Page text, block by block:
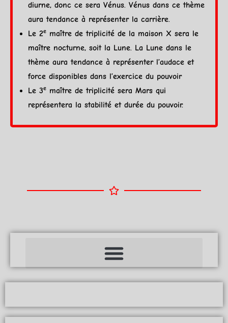
diurne, donc ce sera Vénus. Vénus dans ce thème
aura tendance à représenter la carrière.
Le 2e maître de triplicité de la maison X sera le
maître nocturne, soit la Lune. La Lune dans le
thème aura tendance à représenter l’audace et
force disponibles dans l’exercice du pouvoir
Le 3e maître de triplicité sera Mars qui
représentera la stabilité et durée du pouvoir.